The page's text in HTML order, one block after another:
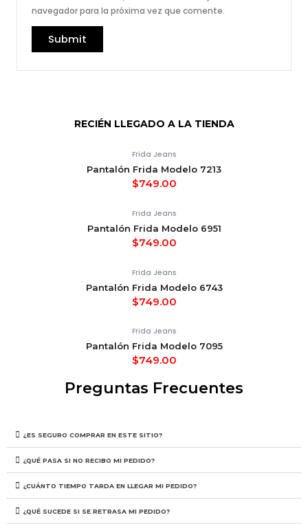
navegador para la próxima vez que comente.
RECIÉN LLEGADO A LA TIENDA
Frida Jeans
Pantalón Frida Modelo 7213
$749.00
Frida Jeans
Pantalón Frida Modelo 6951
$749.00
Frida Jeans
Pantalón Frida Modelo 6743
$749.00
Frida Jeans
Pantalón Frida Modelo 7095
$749.00
Preguntas Frecuentes
¿ES SEGURO COMPRAR EN ESTE SITIO?
¿QUÉ PASA SI NO RECIBO MI PEDIDO?
¿CUÁNTO TIEMPO TARDA EN LLEGAR MI PEDIDO?
¿QUÉ SUCEDE SI SE RETRASA MI PEDIDO?